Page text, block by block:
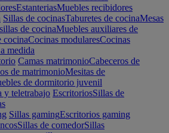
EstanteriasMuebles recibidores
Sillas de cocinasTaburetes de cocinaMesas
de cocinaMuebles auxiliares de
cocinaCocinas modularesCocinas
medida
Camas matrimonioCabeceros de
de matrimonioMesitas de
de dormitorio juvenil
y teletrabajo EscritoriosSillas de
Sillas gamingEscritorios gaming
Sillas de comedorSillas